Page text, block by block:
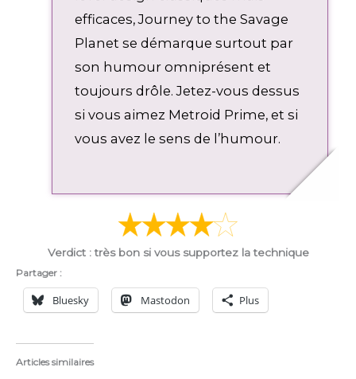
efficaces, Journey to the Savage
Planet se démarque surtout par
son humour omniprésent et
toujours drôle. Jetez-vous dessus
si vous aimez Metroid Prime, et si
vous avez le sens de l’humour.
Verdict : très bon si vous supportez la technique
Partager :
Bluesky Mastodon Plus
Articles similaires